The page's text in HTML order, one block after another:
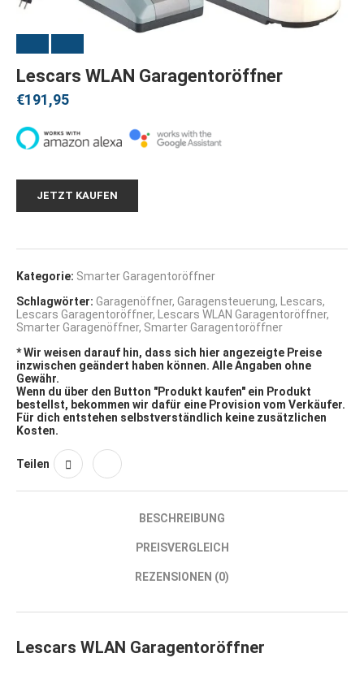
Lescars WLAN Garagentoröffner
€191,95
JETZT KAUFEN
Kategorie: Smarter Garagentoröffner
Schlagwörter: Garagenöffner, Garagensteuerung, Lescars,
Lescars Garagentoröffner, Lescars WLAN Garagentoröffner,
Smarter Garagenöffner, Smarter Garagentoröffner
* Wir weisen darauf hin, dass sich hier angezeigte Preise
inzwischen geändert haben können. Alle Angaben ohne
Gewähr.
Wenn du über den Button "Produkt kaufen" ein Produkt
bestellst, bekommen wir dafür eine Provision vom Verkäufer.
Für dich entstehen selbstverständlich keine zusätzlichen
Kosten.
Teilen
BESCHREIBUNG
PREISVERGLEICH
REZENSIONEN (0)
Lescars WLAN Garagentoröffner